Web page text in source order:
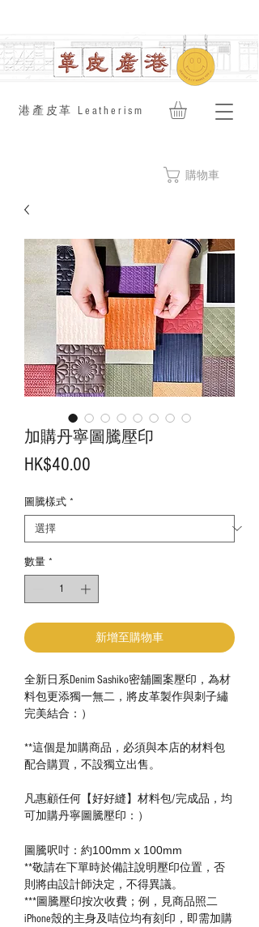
​港產皮革 Leatherism
購物車
加購丹寧圖騰壓印
HK$40.00
圖騰樣式 *
數量 *
新增至購物車
全新日系Denim Sashiko密舖圖案壓印，為材
料包更添獨一無二，將皮革製作與刺子繡
完美結合：）
**這個是加購商品，必須與本店的材料包
配合購買，不設獨立出售。
凡惠顧任何【好好縫】材料包/完成品，均
可加購丹寧圖騰壓印：）
圖騰呎吋：約100mm x 100mm
**敬請在下單時於備註說明壓印位置，否
則將由設計師決定，不得異議。
***圖騰壓印按次收費；例，見商品照二
iPhone殼的主身及咭位均有刻印，即需加購